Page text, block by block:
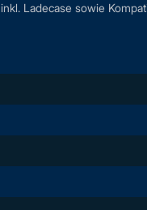
inkl. Ladecase sowie